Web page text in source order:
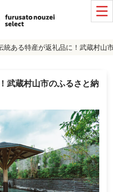
統ある特産が返礼品に！武蔵村山
武蔵村山市のふるさと納